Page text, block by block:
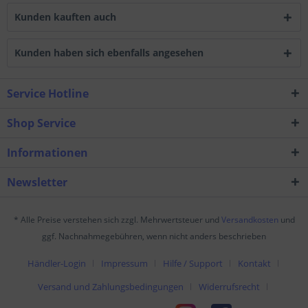
Kunden kauften auch
Kunden haben sich ebenfalls angesehen
Service Hotline
Shop Service
Informationen
Newsletter
* Alle Preise verstehen sich zzgl. Mehrwertsteuer und Versandkosten und
ggf. Nachnahmegebühren, wenn nicht anders beschrieben
Händler-Login Impressum Hilfe / Support
Kontakt
Versand und Zahlungsbedingungen
Widerrufsrecht